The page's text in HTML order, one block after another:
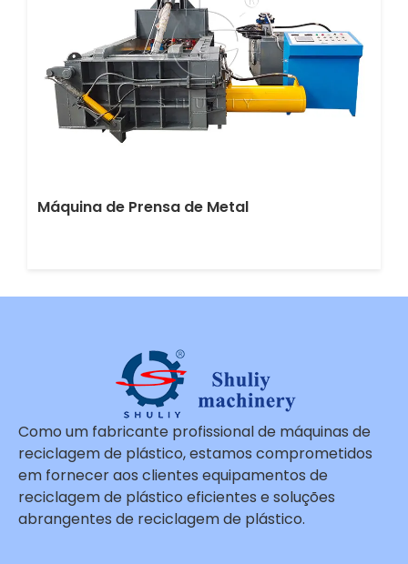
Máquina de Prensa de Metal
Como um fabricante profissional de máquinas de
reciclagem de plástico, estamos comprometidos
em fornecer aos clientes equipamentos de
reciclagem de plástico eficientes e soluções
abrangentes de reciclagem de plástico.